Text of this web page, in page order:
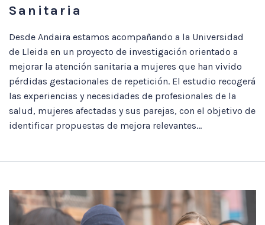
Sanitaria
Desde Andaira estamos acompañando a la Universidad
de Lleida en un proyecto de investigación orientado a
mejorar la atención sanitaria a mujeres que han vivido
pérdidas gestacionales de repetición. El estudio recogerá
las experiencias y necesidades de profesionales de la
salud, mujeres afectadas y sus parejas, con el objetivo de
identificar propuestas de mejora relevantes...